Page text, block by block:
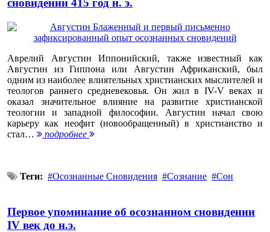
сновидений 415 год н. э.
Аврелий Августин Иппонийский, также известный как
Августин из Гиппона или Августин Африканский, был
одним из наиболее влиятельных христианских мыслителей и
теологов раннего средневековья. Он жил в IV-V веках и
оказал значительное влияние на развитие христианской
теологии и западной философии. Августин начал свою
карьеру как неофит (новообращенный) в христианство и
стал…
подробнее
Теги: Осознанные Сновидения Сознание Сон
Первое упоминание об осознанном сновидении
IV век до н.э.